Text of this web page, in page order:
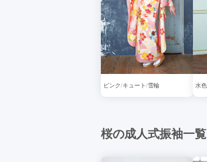
ピンク キュート 雪輪 水色
桜の成人式振袖一覧